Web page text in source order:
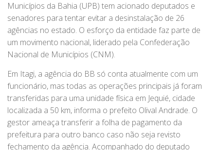
Municípios da Bahia (UPB) tem acionado deputados e
senadores para tentar evitar a desinstalação de 26
agências no estado. O esforço da entidade faz parte de
um movimento nacional, liderado pela Confederação
Nacional de Municípios (CNM).
Em Itagi, a agência do BB só conta atualmente com um
funcionário, mas todas as operações principais já foram
transferidas para uma unidade física em Jequié, cidade
localizada a 50 km, informa o prefeito Olival Andrade. O
gestor ameaça transferir a folha de pagamento da
prefeitura para outro banco caso não seja revisto
fechamento da agência. Acompanhado do deputado